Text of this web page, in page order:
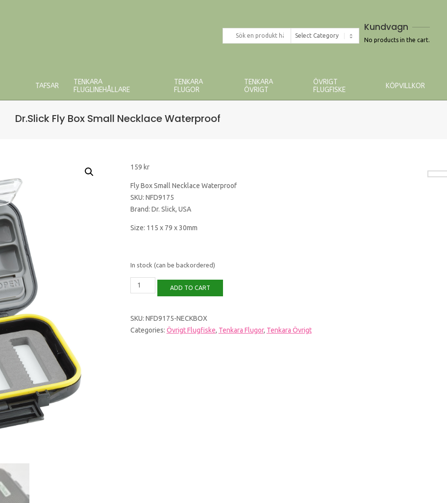
Products
Kundvagn
No products in the cart.
TAFSAR
TENKARA
FLUGLINEHÅLLARE
TENKARA
FLUGOR
TENKARA
ÖVRIGT
ÖVRIGT
FLUGFISKE
KÖPVILLKOR
Dr.Slick Fly Box Small Necklace Waterproof
159 kr
Fly Box Small Necklace Waterproof
SKU: NFD9175
Brand: Dr. Slick, USA
Size: 115 x 79 x 30mm
In stock (can be backordered)
Dr.Slick
Fly
Necklace
Waterproof
quantity
ADD TO CART
SKU: NFD9175-NECKBOX
Categories: Övrigt Flugfiske, Tenkara Flugor, Tenkara Övrigt